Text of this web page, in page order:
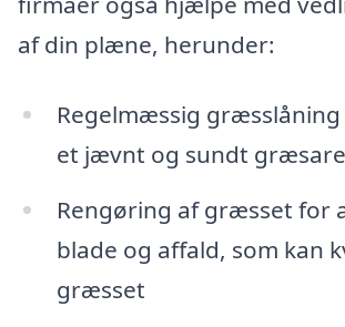
af din plæne, herunder:
Regelmæssig
et jævnt og sundt
Rengøring af græsset for
blade og affald, som kan
græsset